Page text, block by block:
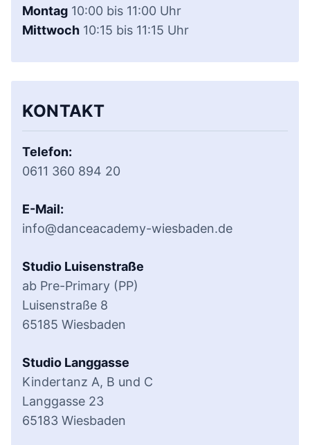
Montag 10:00 bis 11:00 Uhr
Mittwoch 10:15 bis 11:15 Uhr
KONTAKT
Telefon:
0611 360 894 20
E-Mail:
info@danceacademy-wiesbaden.de
Studio Luisenstraße
ab Pre-Primary (PP)
Luisenstraße 8
65185 Wiesbaden
Studio Langgasse
Kindertanz A, B und C
Langgasse 23
65183 Wiesbaden